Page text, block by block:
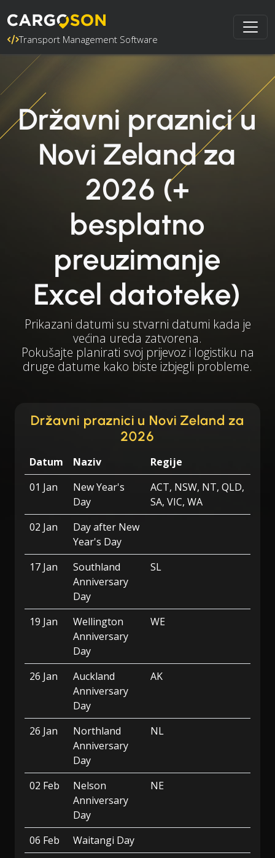
Transport Management Software
Državni praznici u
Novi Zeland za
2026 (+
besplatno
preuzimanje
Excel datoteke)
Prikazani datumi su stvarni datumi kada je
većina ureda zatvorena.
Pokušajte planirati svoj prijevoz i logistiku na
druge datume kako biste izbjegli probleme.
Državni praznici u Novi Zeland za
2026
Datum Naziv
Regije
01 Jan
New Year's
Day
ACT, NSW, NT, QLD,
SA, VIC, WA
02 Jan
Day after New
Year's Day
17 Jan
Southland
Anniversary
Day
SL
19 Jan
Wellington
Anniversary
Day
WE
26 Jan
Auckland
Anniversary
Day
AK
26 Jan
Northland
Anniversary
Day
NL
02 Feb
Nelson
Anniversary
Day
NE
06 Feb
Waitangi Day